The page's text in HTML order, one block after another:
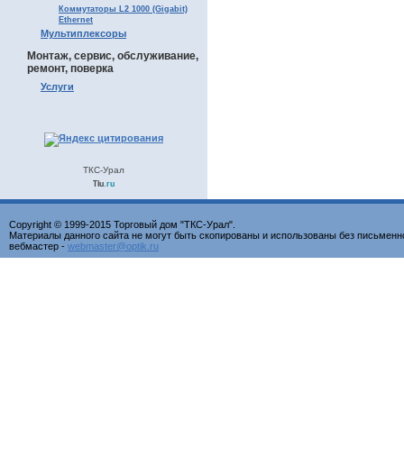
Коммутаторы L2 1000 (Gigabit)
Ethernet
Мультиплексоры
Монтаж, сервис, обслуживание,
ремонт, поверка
Услуги
ТКС-Урал
Tiu.ru
Copyright © 1999-2015 Торговый дом "ТКС-Урал".
Материалы данного сайта не могут быть скопированы и использованы без
вебмастер - webmaster@optik.ru